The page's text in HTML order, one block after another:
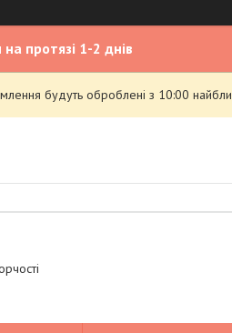
протязі 1-2 днів
будуть оброблені з 10:00